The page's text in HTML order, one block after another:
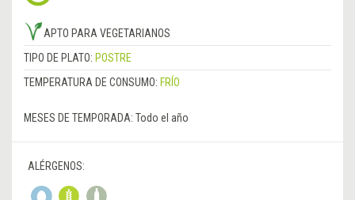
APTO PARA VEGETARIANOS
TIPO DE PLATO: POSTRE
TEMPERATURA DE CONSUMO: FRÍO
MESES DE TEMPORADA: Todo el año
ALÉRGENOS: